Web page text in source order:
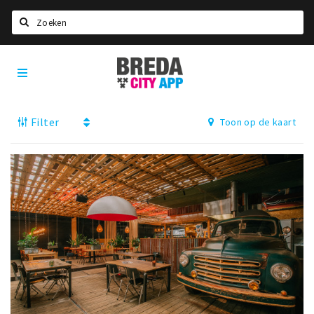
Home
Deals
Nieuws, interviews & blogs
Eten
Drinken
Slapen
Recreatief
Winkels
Breda
City
App
Filter Toon op de kaart